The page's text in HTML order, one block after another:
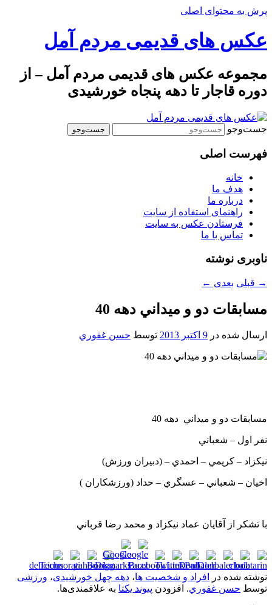
پرش به محتوای اصلی
عکس های قدیمی مردم آمل
مجموعه عکس های قدیمی مردم آمل – از
دوره قاجار تا دهه پنجاه خورشیدی
جست‌وجو
فهرست اصلی
خانه
هدف ما
درباره ما
راهنمای استفاده از سایت
فرستادن عکس به سایت
تماس با ما
ناوبری نوشته
→ قبلی بعدی ←
مسابقات دو و ميداني دهه 40
ارسال شده در 9 اکتبر 2013 توسط حسن غفوري
مسابقات دو و ميداني دهه 40
نفر اول – شعباني
نيکزاد – کريمي – احمدي – (دبيران ورزش)
اخيان – شعباني – عسگري – حداد (ورزشکاران )
با تشکر از آقايان عماد نيکزاد و محمد رضا قرباني
نوشته شده در افراد و شخصیت ها، دهه چهل خورشیدی، ورزشی
توسط حسن غفوري. افزودن پیوند یکتا به علاقمندی‌ها.